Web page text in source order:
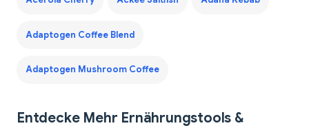
Adaptogen Coffee Blend
Adaptogen Mushroom Coffee
Entdecke Mehr Ernährungstools &